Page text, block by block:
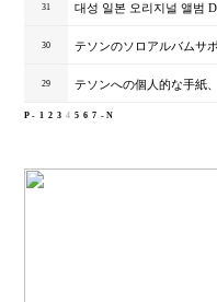
31 대성 일본 오리지널 앨범
30 テソンのソロアルバムサ
29 テソンへの個人的な手紙
P - 1 2 3 4 5 6 7 - N